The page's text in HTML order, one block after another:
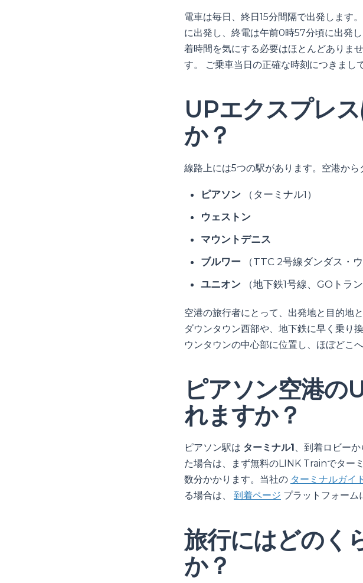
電車は毎日、終日15分間隔で出発します
に出発し、終電は午前0時57分頃に出発
着時間を気にする必要はほとんどありま
す。 ご乗車当日の正確な時刻につきまし
UPエクスプレ
か？
線路上には5つの駅があります。空港から
ピアソン （ターミナル1）
ウェストン
マウントデニス
ブルワー （TTC 2号線ダンダス・
ユニオン （地下鉄1号線、GOトラ
空港の旅行者にとって、出発地と目的地
ダウンタウン西部や、地下鉄に早く乗り
ウンタウンの中心部に位置し、ほぼどこ
ピアソン空港の
れますか？
ピアソン駅は ターミナル1 、到着ロビー
た場合は、まず無料のLINK Trainでター
数分かかります。当社の ターミナルガイ
る場合は、 到着ページ プラットフォーム
旅行にはどのく
か？